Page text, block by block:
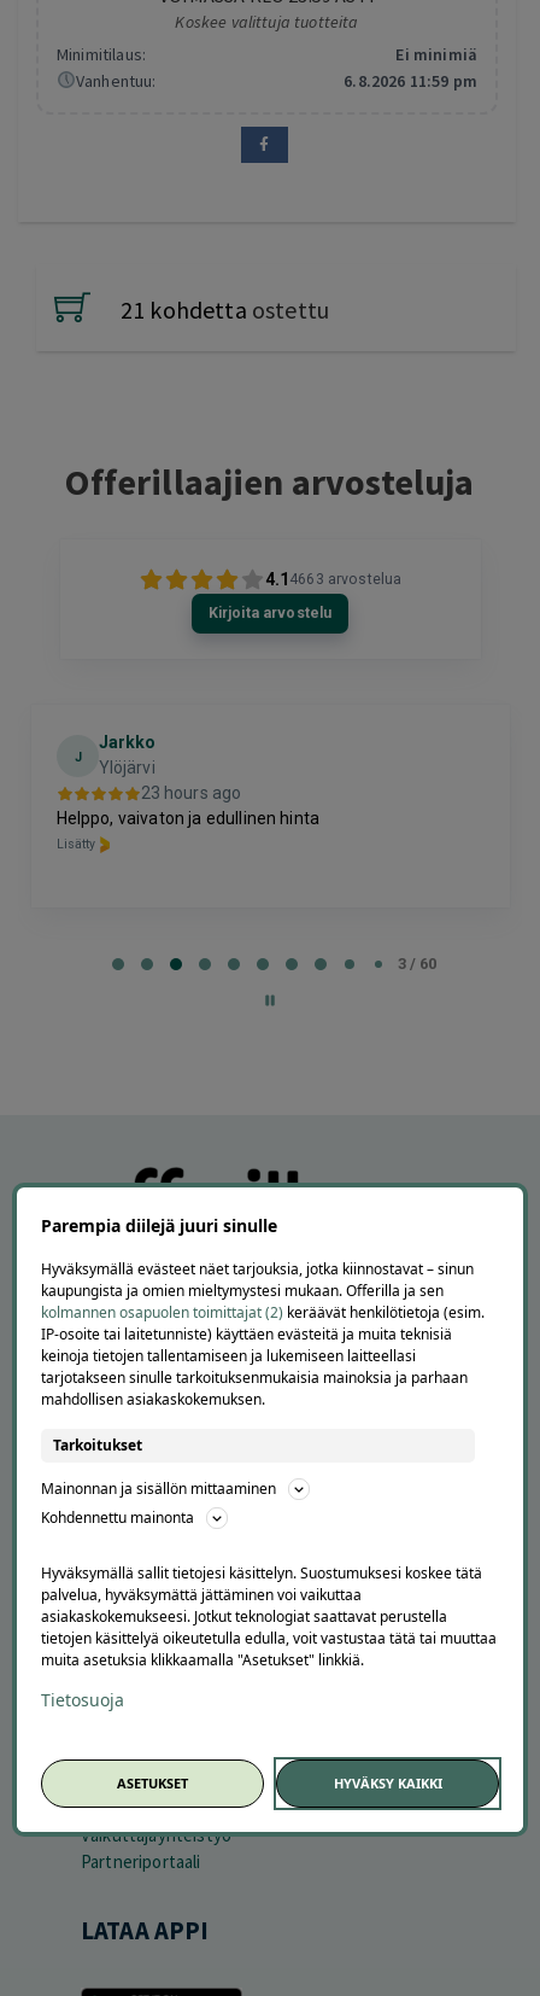
Koskee valittuja tuotteita
Minimitilaus:
Ei minimiä
Vanhentuu:
6.8.2026 11:59 pm
21 kohdetta ostettu
Offerillaajien arvosteluja
4.1 4663 arvostelua
Kirjoita arvostelu
J
Jarkko
Ylöjärvi
23 hours ago
Helppo, vaivaton ja edullinen hinta
Lisätty
3 / 60
APUA JA NEUVOJA
Asiakaspalvelu
Usein kysytyt kysymykset
Suosittele Offerillaa
TUTUSTU MEIHIN
Tietoa meistä
Ajankohtaista
Tilaa uutiskirje
Avoimet työpaikat
Offerilla mediassa
YRITYKSILLE
Markkinoi Offerillassa
Vaikuttajayhteistyö
Partneriportaali
LATAA APPI
Parempia diilejä juuri sinulle
Hyväksymällä evästeet näet tarjouksia, jotka kiinnostavat – sinun
kaupungista ja omien mieltymystesi mukaan. Offerilla ja sen
kolmannen osapuolen toimittajat (2) keräävät henkilötietoja (esim.
IP-osoite tai laitetunniste) käyttäen evästeitä ja muita teknisiä
keinoja tietojen tallentamiseen ja lukemiseen laitteellasi
tarjotakseen sinulle tarkoituksenmukaisia mainoksia ja parhaan
mahdollisen asiakaskokemuksen.
Tarkoitukset
Mainonnan ja sisällön mittaaminen
Kohdennettu mainonta
Hyväksymällä sallit tietojesi käsittelyn. Suostumuksesi koskee tätä
palvelua, hyväksymättä jättäminen voi vaikuttaa
asiakaskokemukseesi. Jotkut teknologiat saattavat perustella
tietojen käsittelyä oikeutetulla edulla, voit vastustaa tätä tai muuttaa
muita asetuksia klikkaamalla "Asetukset" linkkiä.
Tietosuoja
ASETUKSET HYVÄKSY KAIKKI